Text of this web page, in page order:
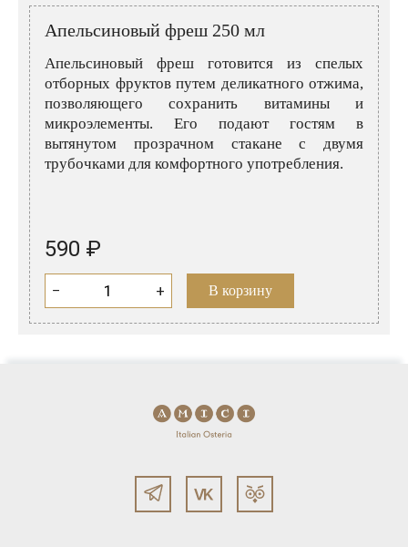
Итальянские вина
Французские вина
Испанские вина
Граппа
Водка
Саке
Пиво
Апельсиновый фреш 250 мл
Апельсиновый фреш готовится из спелых
отборных фруктов путем деликатного отжима,
позволяющего сохранить витамины и
микроэлементы. Его подают гостям в
вытянутом прозрачном стакане с двумя
трубочками для комфортного употребления.
590 ₽
− + В корзину